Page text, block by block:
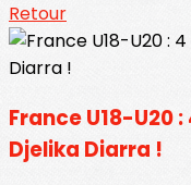
Retour
France U18-U20
Djelika Diarra !